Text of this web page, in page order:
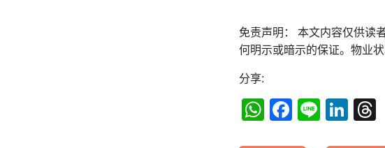
免责声明： 本文内容仅供读
何明示或暗示的保证。物业
分享:
WhatsApp
Facebook
Line